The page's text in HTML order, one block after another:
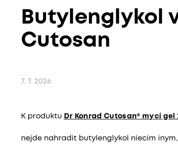
Butylenglykol
Cutosan
7. 7. 2026
K produktu Dr Konrad Cutosan® mycí gel
nejde nahradit butylenglykol niecim